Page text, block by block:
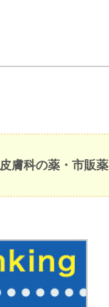
膚科の薬・市販薬